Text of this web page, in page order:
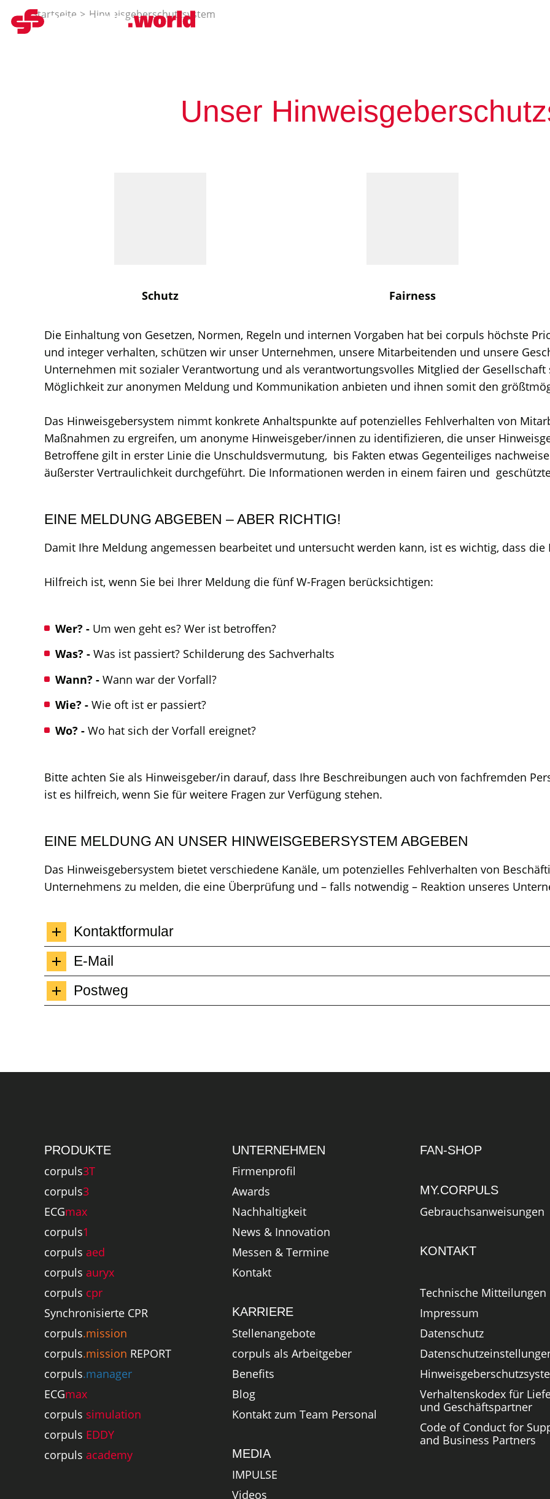
Startseite Hinweisgeberschutzsystem
Unser
Schutz Fairness
Die Einhaltung von Gesetzen, Normen, Regeln und internen Vorgaben hat bei corpuls höchste
und integer verhalten, schützen wir unser Unternehmen, unsere Mitarbeitenden und unsere
Unternehmen mit sozialer Verantwortung und als verantwortungsvolles Mitglied der
Möglichkeit zur anonymen Meldung und Kommunikation anbieten und ihnen somit den
Das Hinweisgebersystem nimmt konkrete Anhaltspunkte auf potenzielles Fehlverhalten von
Maßnahmen zu ergreifen, um anonyme Hinweisgeber/innen zu identifizieren, die unser
Betroffene gilt in erster Linie die Unschuldsvermutung, bis Fakten etwas Gegenteiliges
äußerster Vertraulichkeit durchgeführt. Die Informationen werden in einem fairen und
EINE MELDUNG ABGEBEN – ABER RICHTIG!
Damit Ihre Meldung angemessen bearbeitet und untersucht werden kann, ist es wichtig, dass
Hilfreich ist, wenn Sie bei Ihrer Meldung die fünf W-Fragen berücksichtigen:
Wer? - Um wen geht es? Wer ist betroffen?
Was? - Was ist passiert? Schilderung des Sachverhalts
Wann? - Wann war der Vorfall?
Wie? - Wie oft ist er passiert?
Wo? - Wo hat sich der Vorfall ereignet?
Bitte achten Sie als Hinweisgeber/in darauf, dass Ihre Beschreibungen auch von fachfremden
ist es hilfreich, wenn Sie für weitere Fragen zur Verfügung stehen.
EINE MELDUNG AN UNSER HINWEISGEBERSYSTEM ABGEBEN
Das Hinweisgebersystem bietet verschiedene Kanäle, um potenzielles Fehlverhalten von
Unternehmens zu melden, die eine Überprüfung und – falls notwendig – Reaktion unseres
Kontaktformular
E-Mail
Postweg
PRODUKTE
corpuls3T
corpuls3
ECGmax
corpuls1
corpuls aed
corpuls auryx
corpuls cpr
Synchronisierte CPR
corpuls.mission
corpuls.mission REPORT
corpuls.manager
ECGmax
corpuls simulation
corpuls EDDY
corpuls academy
UNTERNEHMEN
Firmenprofil
Awards
Nachhaltigkeit
News & Innovation
Messen & Termine
Kontakt
KARRIERE
Stellenangebote
corpuls als Arbeitgeber
Benefits
Blog
Kontakt zum Team Personal
MEDIA
IMPULSE
Videos
FAN-SHOP
MY.CORPULS
Gebrauchsanweisungen
KONTAKT
Technische Mitteilungen
Impressum
Datenschutz
Verhaltenskodex für
und Geschäftspartner
Code of Conduct for
and Business Partners